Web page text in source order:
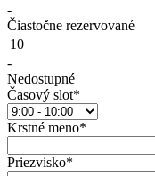
-
Čiastočne rezervované
10
-
Nedostupné
Časový slot*
Krstné meno*
Priezvisko*